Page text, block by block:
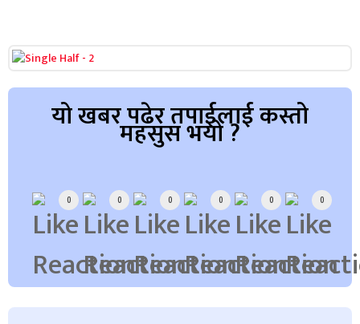
यो खबर पढेर तपाईलाई कस्तो
महसुस भयो ?
0 0 0 0 0 0